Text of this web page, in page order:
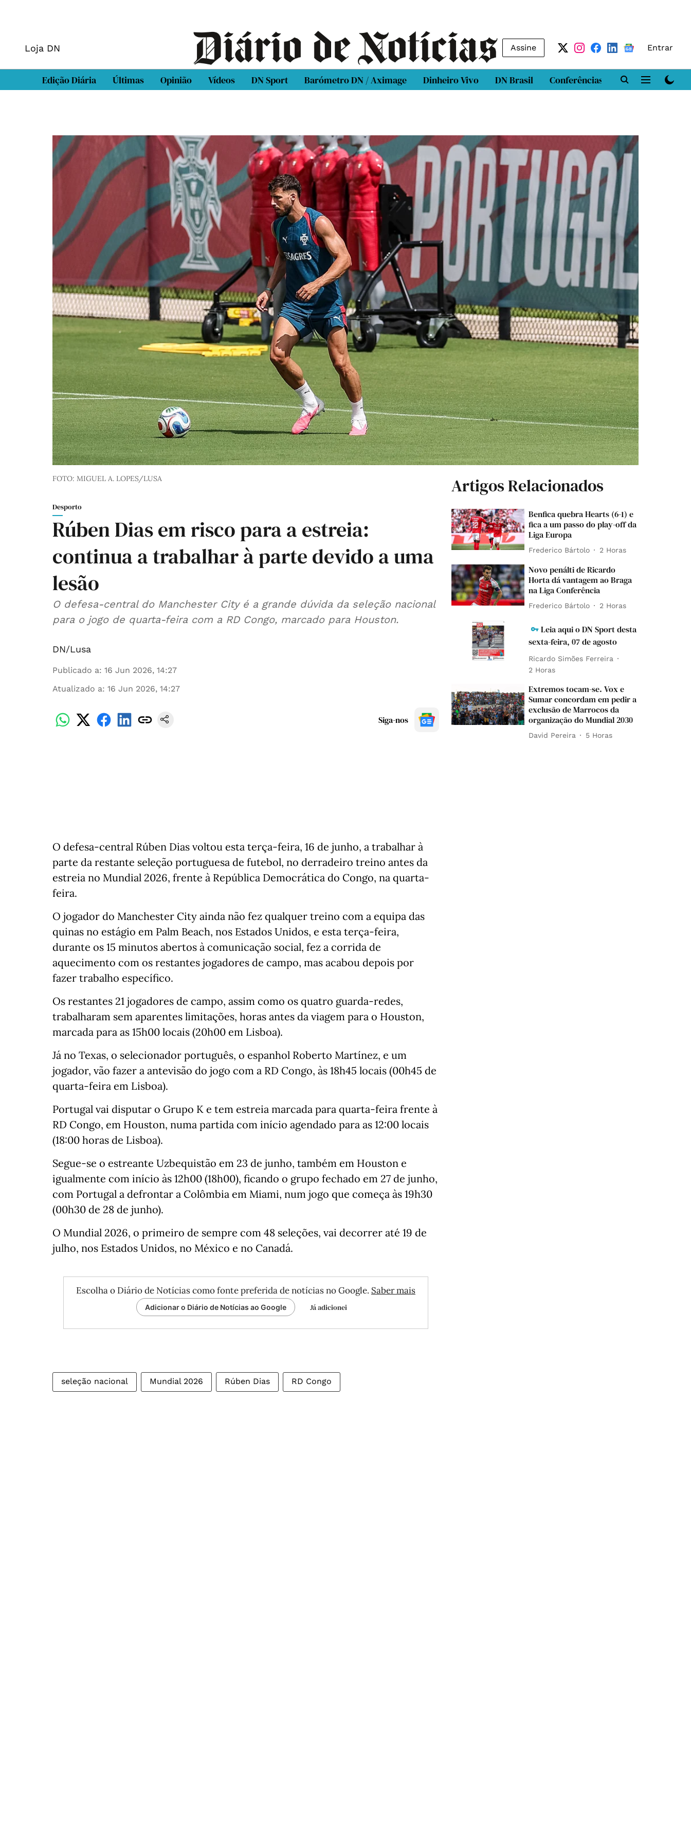
Loja DN Assine Entrar
Edição Diária Últimas Opinião Vídeos DN Sport Barómetro DN / Aximage Dinheiro Vivo DN Brasil Conferências DN LAB
FOTO: MIGUEL A. LOPES/LUSA
Desporto
Rúben Dias em risco para a estreia:
continua a trabalhar à parte devido a uma
lesão
O defesa-central do Manchester City é a grande dúvida da seleção nacional
para o jogo de quarta-feira com a RD Congo, marcado para Houston.
DN/Lusa
Publicado a: 16 Jun 2026, 14:27
Atualizado a: 16 Jun 2026, 14:27
Siga-nos
O defesa-central Rúben Dias voltou esta terça-feira, 16 de junho, a trabalhar à
parte da restante seleção portuguesa de futebol, no derradeiro treino antes da
estreia no Mundial 2026, frente à República Democrática do Congo, na quarta-
feira.
O jogador do Manchester City ainda não fez qualquer treino com a equipa das
quinas no estágio em Palm Beach, nos Estados Unidos, e esta terça-feira,
durante os 15 minutos abertos à comunicação social, fez a corrida de
aquecimento com os restantes jogadores de campo, mas acabou depois por
fazer trabalho específico.
Os restantes 21 jogadores de campo, assim como os quatro guarda-redes,
trabalharam sem aparentes limitações, horas antes da viagem para o Houston,
marcada para as 15h00 locais (20h00 em Lisboa).
Já no Texas, o selecionador português, o espanhol Roberto Martínez, e um
jogador, vão fazer a antevisão do jogo com a RD Congo, às 18h45 locais (00h45 de
quarta-feira em Lisboa).
Portugal vai disputar o Grupo K e tem estreia marcada para quarta-feira frente à
RD Congo, em Houston, numa partida com início agendado para as 12:00 locais
(18:00 horas de Lisboa).
Segue-se o estreante Uzbequistão em 23 de junho, também em Houston e
igualmente com início às 12h00 (18h00), ficando o grupo fechado em 27 de junho,
com Portugal a defrontar a Colômbia em Miami, num jogo que começa às 19h30
(00h30 de 28 de junho).
O Mundial 2026, o primeiro de sempre com 48 seleções, vai decorrer até 19 de
julho, nos Estados Unidos, no México e no Canadá.
Escolha o Diário de Notícias como fonte preferida de notícias no Google. Saber mais
Adicionar o Diário de Notícias ao Google Já adicionei
seleção nacional Mundial 2026 Rúben Dias RD Congo
Artigos Relacionados
Benfica quebra Hearts (6-1) e
fica a um passo do play-off da
Liga Europa
Frederico Bártolo 2 Horas
Novo penálti de Ricardo
Horta dá vantagem ao Braga
na Liga Conferência
Frederico Bártolo 2 Horas
Leia aqui o DN Sport desta
sexta-feira, 07 de agosto
Ricardo Simões Ferreira
2 Horas
Extremos tocam-se. Vox e
Sumar concordam em pedir a
exclusão de Marrocos da
organização do Mundial 2030
David Pereira 5 Horas